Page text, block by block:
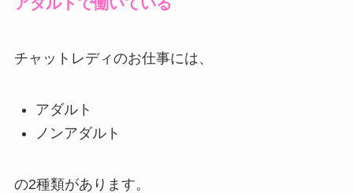
アダルトで働いている
チャットレディのお仕事には、
アダルト
ノンアダルト
の2種類があります。